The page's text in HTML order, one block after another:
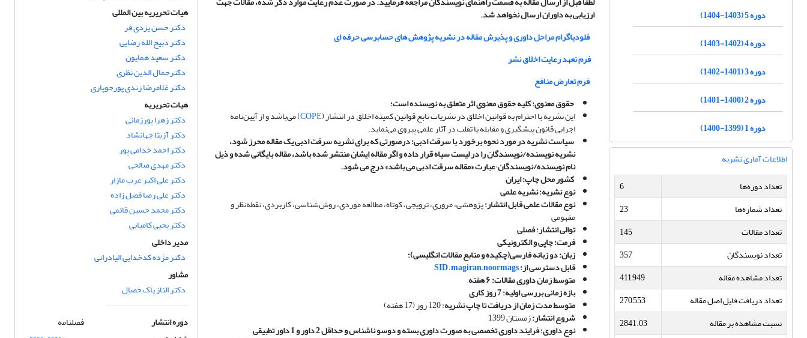
دوره 5 (1403-1404)
دوره 4 (1402-1403)
دوره 3 (1401-1402)
دوره 2 (1400-1401)
دوره 1 (1399-1400)
اطلاعات آماری نشریه
تعداد دوره‌ها
6
تعداد شماره‌ها
23
تعداد مقالات
145
تعداد نویسندگان
357
تعداد مشاهده مقاله
411,949
تعداد دریافت فایل اصل مقاله
270,553
نسبت مشاهده بر مقاله
2841.03
ارزیابی به داوران ارسال نخواهد شد.
فلودیاگرام مراحل داوری و پذیرش مقاله در نشریه پژوهش های حسابرسیحرفه ای
فرم تعهد رعایت اخلاق نشر
فرم تعارض منافع
حقوق معنوی: کلیه حقوق معنوی اثر متعلق به نویسنده است؛
این نشریه با احترام به قوانین اخلاق در نشریات تابع قوانین کمیته اخلاق در انتشار (COPE) می‌باشد و از آیین‌نامه
اجرایی قانون پیشگیری و مقابله با تقلب در آثار علمی پیروی می‌نماید.
سیاست نشریه در مورد نحوه برخورد با سرقت ادبی: درصورتی که برای نشریه سرقت ادبی یک مقاله محرز شود،
نشریه نویسنده/نویسندگان را در لیست سیاه قرار داده و اگر مقاله ایشان منتشر شده باشد، مقاله بایگانی شده و ذیل
نام نویسنده/نویسندگان٬عبارت «مقاله سرقت ادبی می باشد» درج می شود.
کشور محل چاپ: ایران
نوع نشریه: نشریه علمی
نوع مقالات علمی قابل انتشار:پژوهشی، مروری، ترویجی، کوتاه، مطالعه موردی، روش‌شناسی، کاربردی، نقطه‌نظر و
مفهومی
توالی انتشار: فصلی
فرمت: چاپی و الکترونیکی
زبان: دو زبانه فارسی(چکیده و منابعمقالات انگلیسی)؛
قابل دسترسی از: SID,magiran,noormags
متوسط زمان داوری مقالات:۶هفته
بازه زمانی بررسی اولیه: 7 روز کاری
متوسط مدت زمان از دریافت تا چاپ نشریه: 120 روز (17 هفته)
شروع انتشار:زمستان 1399
نوع داوری: فرایند داوری تخصصی به صورت داوری بسته و دوسو ناشناس و حداقل 2 داور و 1 داور تطبیقی
هیات تحریریه بین المللی
دکتر حسن یزدی فر
دکتر ذبیح الله رضایی
دکتر سعید همایون
دکترجمال الدین نظری
دکتر غلامرضا زندی پورجوپاری
هیات تحریریه
دکتر زهرا پورزمانی
دکتر آزیتا جهانشاد
دکتر احمد خدامی پور
دکتر مهدی صالحی
دکتر علی اکبر عرب مازار
دکتر علی رضا فضل زاده
دکتر محمد حسین قائمی
دکتر یحیی کامیابی
مدیر داخلی
دکتر مژده کدخدایی الیادرانی
مشاور
دکتر الناز پاک خصال
دوره انتشار
فصلنامه